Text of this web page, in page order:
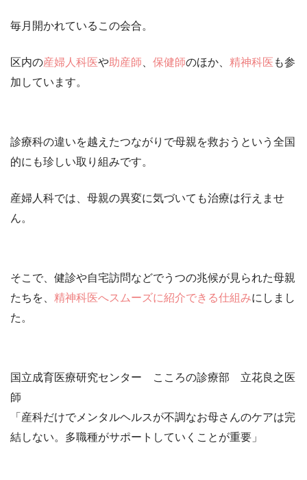
毎月開かれているこの会合。
区内の産婦人科医や助産師 保健師のほか、 精神科医 も参
加しています。
診療科の違いを越えたつながりで母親を救おうという全国
的にも珍しい取り組みです。
産婦人科では、母親の異変に気づいても治療は行えませ
ん。
そこで、健診や自宅訪問などでうつの兆候が見られた母親
たちを、 精神科医へスムーズに紹介できる仕組みにしまし
た。
国立成育医療研究センター こころの診療部 立花良之医
師
「産科だけでメンタルヘルスが不調なお母さんのケアは完
結しない。多職種がサポートしていくことが重要」